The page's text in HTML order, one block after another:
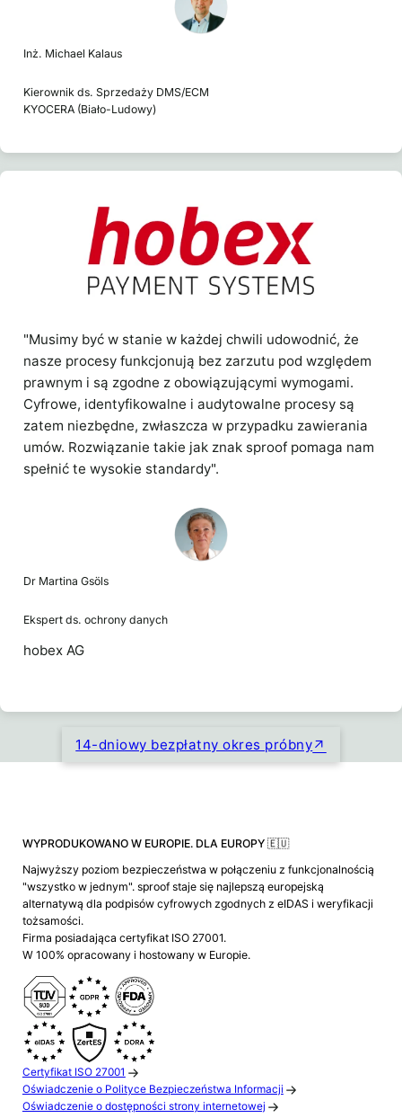
Inż. Michael Kalaus
Kierownik ds. Sprzedaży DMS/ECM
KYOCERA (Biało-Ludowy)
"Musimy być w stanie w każdej chwili udowodnić, że
nasze procesy funkcjonują bez zarzutu pod względem
prawnym i są zgodne z obowiązującymi wymogami.
Cyfrowe, identyfikowalne i audytowalne procesy są
zatem niezbędne, zwłaszcza w przypadku zawierania
umów. Rozwiązanie takie jak znak sproof pomaga nam
spełnić te wysokie standardy".
Dr Martina Gsöls
Ekspert ds. ochrony danych
hobex AG
14-dniowy bezpłatny okres próbny
WYPRODUKOWANO W EUROPIE. DLA EUROPY 🇪🇺
Najwyższy poziom bezpieczeństwa w połączeniu z funkcjonalnością
"wszystko w jednym". sproof staje się najlepszą europejską
alternatywą dla podpisów cyfrowych zgodnych z eIDAS i weryfikacji
tożsamości.
Firma posiadająca certyfikat ISO 27001.
W 100% opracowany i hostowany w Europie.
Certyfikat ISO 27001
Oświadczenie o Polityce Bezpieczeństwa Informacji
Oświadczenie o dostępności strony internetowej